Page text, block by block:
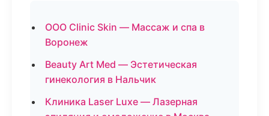
ООО Clinic Skin — Массаж и спа в
Воронеж
Beauty Art Med — Эстетическая
гинекология в Нальчик
Клиника Laser Luxe — Лазерная